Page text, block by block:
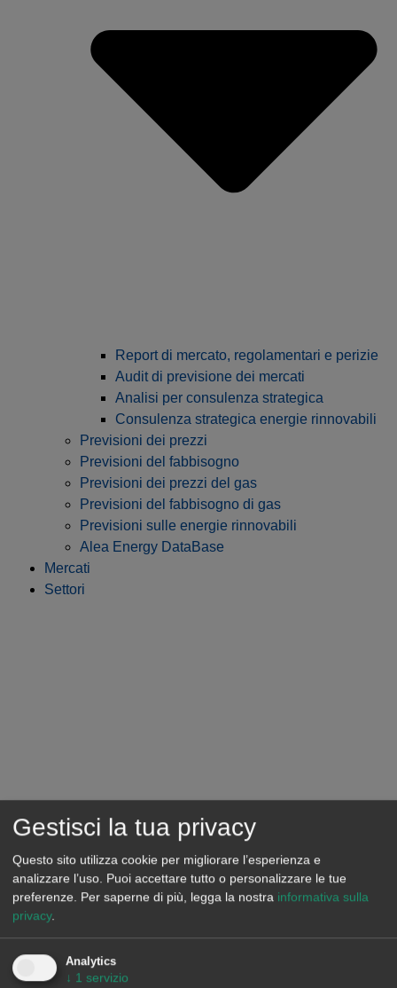
Report di mercato, regolamentari e perizie
Audit di previsione dei mercati
Analisi per consulenza strategica
Consulenza strategica energie rinnovabili
Previsioni dei prezzi
Previsioni del fabbisogno
Previsioni dei prezzi del gas
Previsioni del fabbisogno di gas
Previsioni sulle energie rinnovabili
Alea Energy DataBase
Mercati
Settori
Gestisci la tua privacy
Questo sito utilizza cookie per migliorare l’esperienza e
analizzare l’uso. Puoi accettare tutto o personalizzare le tue
preferenze. Per saperne di più, legga la nostra informativa sulla
privacy.
Analytics
↓ 1 servizio